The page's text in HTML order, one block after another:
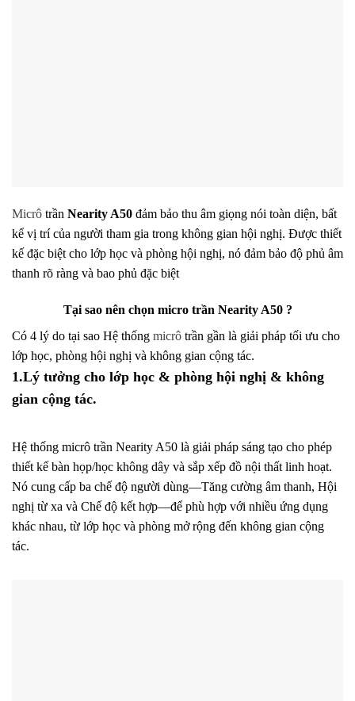
Micrô trần Nearity A50 đảm bảo thu âm giọng nói toàn diện, bất
kể vị trí của người tham gia trong không gian hội nghị. Được thiết
kế đặc biệt cho lớp học và phòng hội nghị, nó đảm bảo độ phủ âm
thanh rõ ràng và bao phủ đặc biệt
Tại sao nên chọn micro trần Nearity A50 ?
Có 4 lý do tại sao Hệ thống micrô trần gần là giải pháp tối ưu cho
lớp học, phòng hội nghị và không gian cộng tác.
1.Lý tưởng cho lớp học & phòng hội nghị & không
gian cộng tác.
Hệ thống micrô trần Nearity A50 là giải pháp sáng tạo cho phép
thiết kế bàn họp/học không dây và sắp xếp đồ nội thất linh hoạt.
Nó cung cấp ba chế độ người dùng—Tăng cường âm thanh, Hội
nghị từ xa và Chế độ kết hợp—để phù hợp với nhiều ứng dụng
khác nhau, từ lớp học và phòng mở rộng đến không gian cộng
tác.